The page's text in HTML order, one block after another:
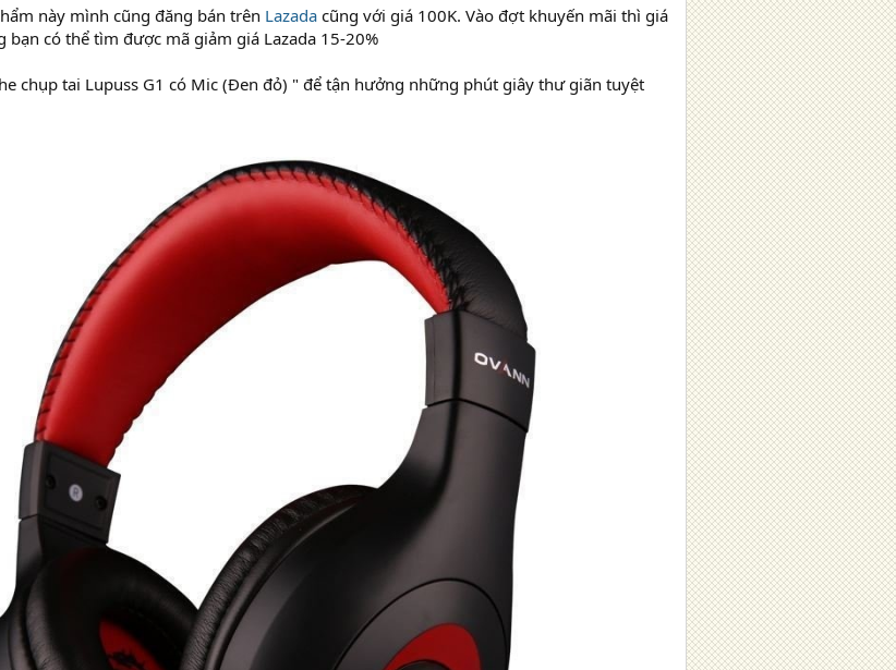
này mình cũng đăng bán trên Lazada cũng với giá 100K. Vào đợt khuyến mãi thì giá
bạn có thể tìm được mã giảm giá Lazada 15-20%
chụp tai Lupuss G1 có Mic (Đen đỏ) " để tận hưởng những phút giây thư giãn tuyệt